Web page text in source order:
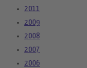
2011
2009
2008
2007
2006